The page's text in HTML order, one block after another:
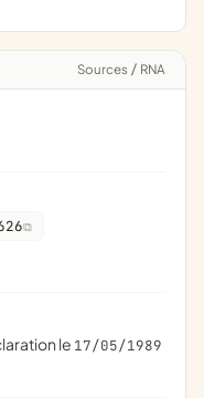
Sources / RNA
le 17/05/1989